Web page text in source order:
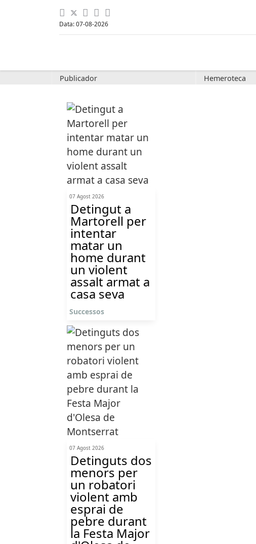
Data: 07-08-2026
Publicador Hemeroteca
07 Agost 2026
Detingut a
Martorell per
intentar
matar un
home durant
un violent
assalt armat a
casa seva
Successos
07 Agost 2026
Detinguts dos
menors per
un robatori
violent amb
esprai de
pebre durant
la Festa Major